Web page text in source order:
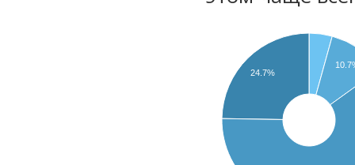
24.7%